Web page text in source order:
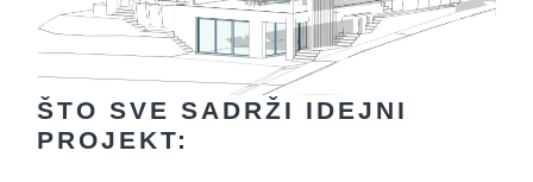
ŠTO SVE SADRŽI IDEJNI
PROJEKT: